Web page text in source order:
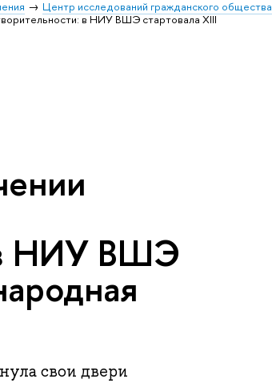
Центр исследований гражданского общества
в НИУ ВШЭ стартовала XIII
в НИУ ВШЭ
свои двери